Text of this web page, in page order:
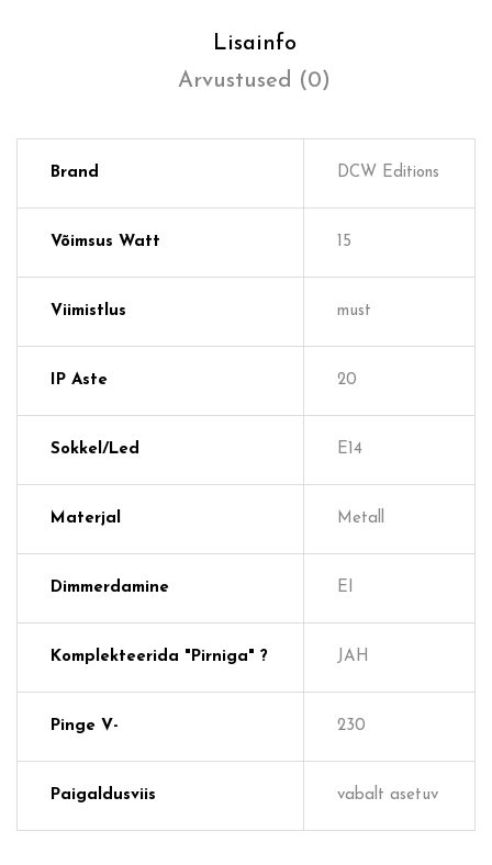
Lisainfo
Arvustused (0)
Brand DCW Editions
Võimsus Watt 15
Viimistlus must
IP Aste 20
Sokkel/Led E14
Materjal Metall
Dimmerdamine EI
Komplekteerida "pirniga" ? JAH
Pinge V- 230
Paigaldusviis vabalt asetuv